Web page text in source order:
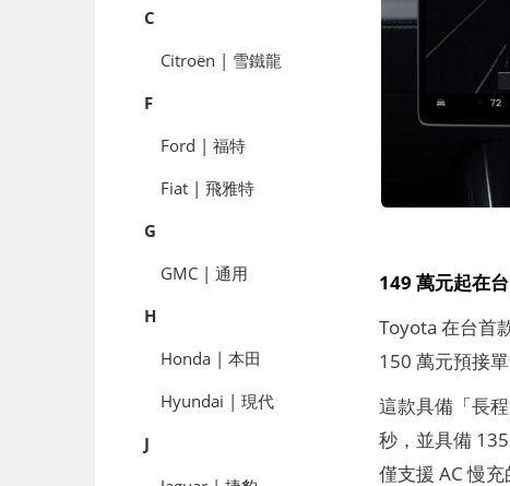
C
Citroën | 雪鐵龍
F
Ford | 福特
Fiat | 飛雅特
G
GMC | 通用
H
Honda | 本田
Hyundai | 現代
J
149 萬元起在
Toyota 在台首
150 萬元預接
這款具備「長
秒，並具備
僅支援 AC 慢